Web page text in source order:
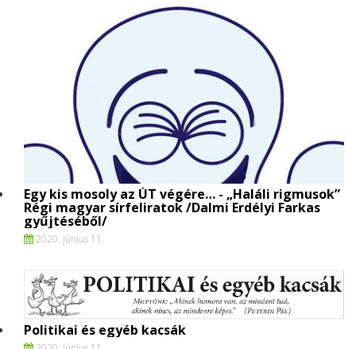
Egy kis mosoly az ÚT végére… - „Haláli rigmusok”
Régi magyar sírfeliratok /Dalmi Erdélyi Farkas
gyűjtéséből/
2020. június 11.
Politikai és egyéb kacsák